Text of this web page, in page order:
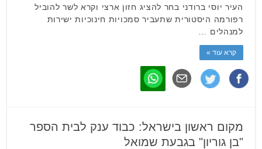
העיר יוסי ברודני בחר להציג חזון ארצי וקרא לשר להוביל
רפורמה היסטורית שתעביר סמכויות חינוכיות ישירות
למנהלים …
קרא עוד »
מקום ראשון בישראל: כבוד ענק לבית הספר
"בן גוריון" בגבעת שמואל